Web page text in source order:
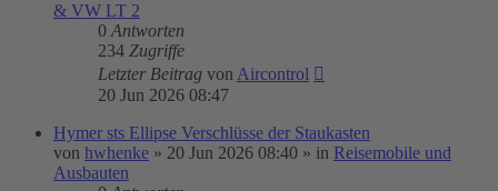
& VW LT 2
0 Antworten
234 Zugriffe
Letzter Beitrag von Aircontrol
20 Jun 2026 08:47
Hymer sts Ellipse Verschlüsse der Staukasten
von hwhenke » 20 Jun 2026 08:40 » in Reisemobile und
Ausbauten